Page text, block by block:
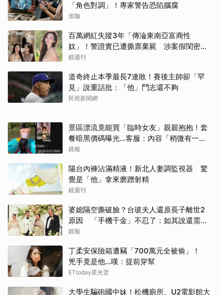
「角色對調」！專家警告恐陷腦腐
造咖
百萬網紅失蹤3年「傳淪東南亞富商性
奴」！警證實已遭撕票棄屍 涉案假閨密近
況曝光
鏡週刊
道奇終止本季最長7連敗！賽後主帥卻「罕
見」說重話批：「他」鬥志還不夠
民視新聞網
景區漂流竟能買「臨時女友」親親抱抱！套
餐暗黑價碼曝光…客服：內容「稍微有一點
尺度」
鏡報
陽台內褲沾滿精液！新北人妻調監視器 驚
覺是「他」拿來磨蹭射精
鏡週刊
婆媳隔空撕破臉？台玻夫人還原長子離世2
原因 「手機千金」不忍了：如其說還需要
離開嗎？
鏡報
丁柔安保險箱遭竊「700萬元全被偷」！
兇手竟是他...嘆：提前穿幫
ETtoday星光雲
大學生騙砲國中妹！松機廁所、U2電影館大
取消